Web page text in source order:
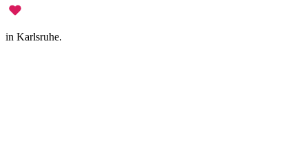
in Karlsruhe.